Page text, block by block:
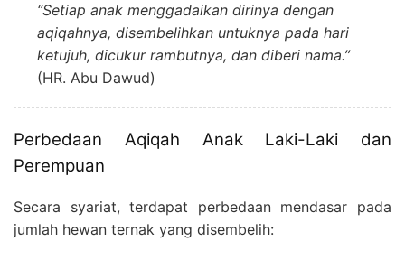
“Setiap anak menggadaikan dirinya dengan
aqiqahnya, disembelihkan untuknya pada hari
ketujuh, dicukur rambutnya, dan diberi nama.”
(HR. Abu Dawud)
Perbedaan Aqiqah Anak Laki-Laki dan
Perempuan
Secara syariat, terdapat perbedaan mendasar pada
jumlah hewan ternak yang disembelih: